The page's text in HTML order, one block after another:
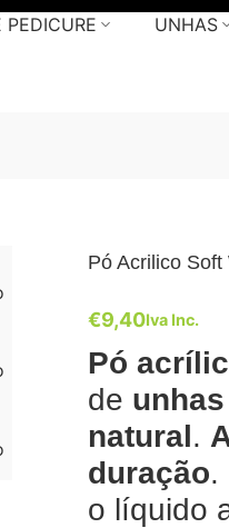
PEDICURE UNHAS
Pó Acrilico
€9,40Iva Inc.
Pó
de
natural.
duração.
o líquido